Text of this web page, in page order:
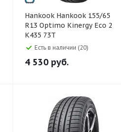
Hankook Hankook 155/65
R13 Optimo Kinergy Eco 2
K435 73T
Есть в наличии (20)
4 530 руб.